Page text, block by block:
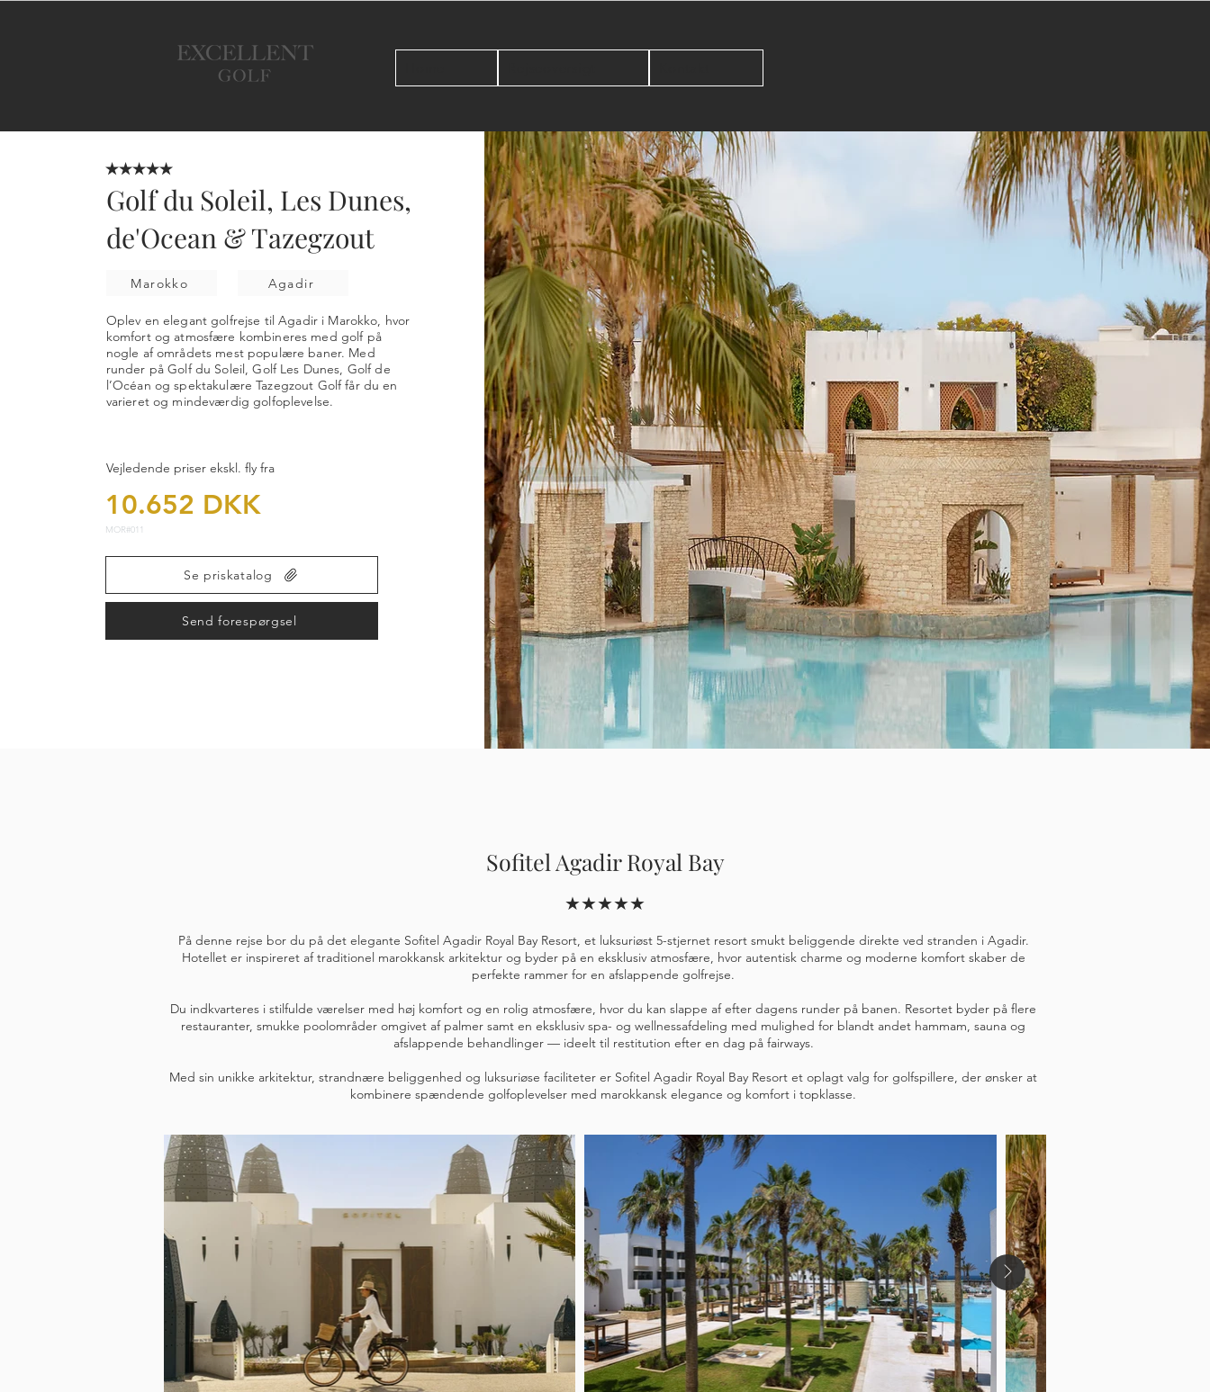
★★★★★
Golf du Soleil, Les Dunes,
de'Ocean & Tazegzout
Marokko Agadir
Oplev en elegant golfrejse til Agadir i Marokko, hvor
komfort og atmosfære kombineres med golf på
nogle af områdets mest populære baner. Med
runder på Golf du Soleil, Golf Les Dunes, Golf de
l’Océan og spektakulære Tazegzout Golf får du en
varieret og mindeværdig golfoplevelse.
Vejledende priser ekskl. fly fra
10.652 DKK
MOR#011
Se priskatalog
Send forespørgsel
Sofitel Agadir Royal Bay
★★★★★
På denne rejse bor du på det elegante Sofitel Agadir Royal Bay Resort, et luksuriøst 5-stjernet resort smukt beliggende direkte ved stranden i Agadir.
Hotellet er inspireret af traditionel marokkansk arkitektur og byder på en eksklusiv atmosfære, hvor autentisk charme og moderne komfort skaber de
perfekte rammer for en afslappende golfrejse.
Du indkvarteres i stilfulde værelser med høj komfort og en rolig atmosfære, hvor du kan slappe af efter dagens runder på banen. Resortet byder på flere
restauranter, smukke poolområder omgivet af palmer samt en eksklusiv spa- og wellnessafdeling med mulighed for blandt andet hammam, sauna og
afslappende behandlinger — ideelt til restitution efter en dag på fairways.
Med sin unikke arkitektur, strandnære beliggenhed og luksuriøse faciliteter er Sofitel Agadir Royal Bay Resort et oplagt valg for golfspillere, der ønsker at
kombinere spændende golfoplevelser med marokkansk elegance og komfort i topklasse.